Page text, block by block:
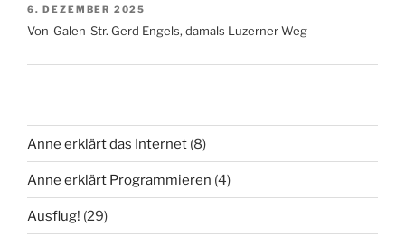
6. DEZEMBER 2025
Von-Galen-Str. Gerd Engels, damals Luzerner Weg
Anne erklärt das Internet (8)
Anne erklärt Programmieren (4)
Ausflug! (29)